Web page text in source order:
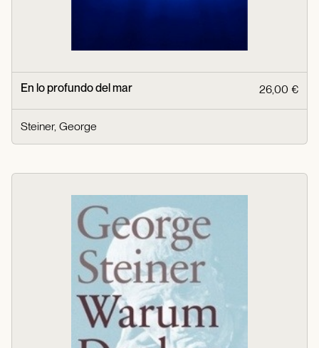
En lo profundo del mar 26,00 €
Steiner, George